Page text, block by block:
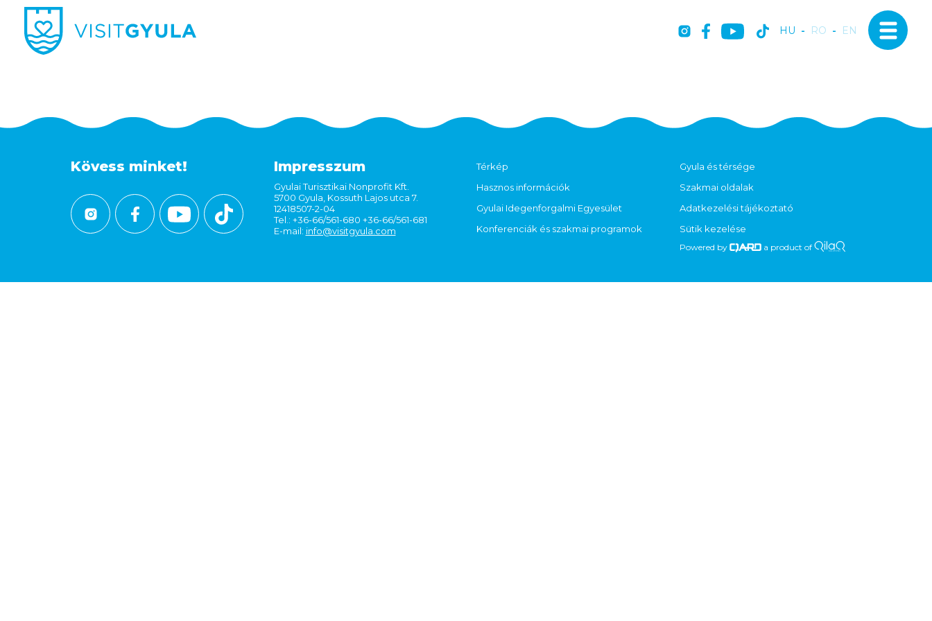
HU - RO - EN
Kövess minket! Impresszum
Gyulai Turisztikai Nonprofit Kft.
5700 Gyula, Kossuth Lajos utca 7.
12418507-2-04
Tel.: +36-66/561-680 +36-66/561-681
E-mail: info@visitgyula.com
Térkép
Hasznos információk
Gyulai Idegenforgalmi Egyesület
Konferenciák és szakmai programok
Gyula és térsége
Szakmai oldalak
Adatkezelési tájékoztató
Sütik kezelése
Powered by a product of